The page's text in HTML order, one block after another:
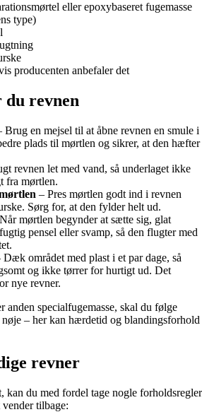
eller epoxybaseret fugemasse
type)
producenten anbefaler det
du revnen
Brug en mejsel til at åbne revnen en smule i
plads til mørtlen og sikrer, at den hæfter
revnen let med vand, så underlaget ikke
fra mørtlen.
– Pres mørtlen godt ind i revnen
Sørg for, at den fylder helt ud.
mørtlen begynder at sætte sig, glat
pensel eller svamp, så den flugter med
Dæk området med plast i et par dage, så
og ikke tørrer for hurtigt ud. Det
nye revner.
anden specialfugemasse, skal du følge
– her kan hærdetid og blandingsforhold
revner
kan du med fordel tage nogle forholdsregler
tilbage: